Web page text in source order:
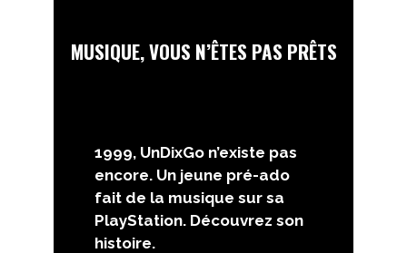
MUSIQUE, VOUS N’ÊTES PAS PRÊTS
1999, UnDixGo n’existe pas
encore. Un jeune pré-ado
fait de la musique sur sa
PlayStation. Découvrez son
histoire.